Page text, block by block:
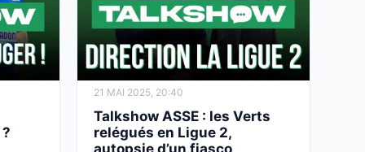
21 MAI 2025, 20:40
Talkshow ASSE : les Verts
relégués en Ligue 2,
autopsie d’un fiasco